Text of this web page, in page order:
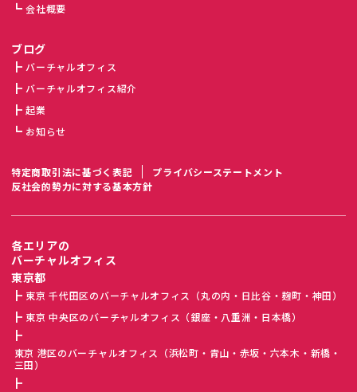
会社概要
ブログ
バーチャルオフィス
バーチャルオフィス紹介
起業
お知らせ
特定商取引法に基づく表記
プライバシーステートメント
反社会的勢力に対する基本方針
各エリアの
バーチャルオフィス
東京都
東京 千代田区のバーチャルオフィス（丸の内・日比谷・麹町・神田）
東京 中央区のバーチャルオフィス（銀座・八重洲・日本橋）
東京 港区のバーチャルオフィス（浜松町・青山・赤坂・六本木・新橋・
三田）